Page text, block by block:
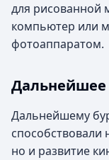
для рисованной
компьютер или
фотоаппаратом.
Дальнейшее
Дальнейшему
но и развитие